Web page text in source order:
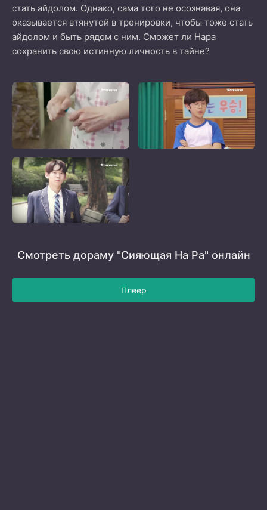
стать айдолом. Однако, сама того не осознавая, она
оказывается втянутой в тренировки, чтобы тоже стать
айдолом и быть рядом с ним. Сможет ли Нара
сохранить свою истинную личность в тайне?
Смотреть дораму "Сияющая На Ра" онлайн
Плеер